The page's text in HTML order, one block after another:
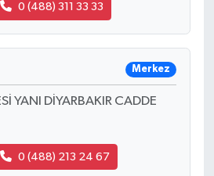
0 (488) 311 33 33
Merkez
YANI DİYARBAKIR CADDE
0 (488) 213 24 67